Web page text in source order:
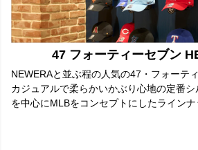
47 フォーティーセブン
NEWERAと並ぶ程の人気の47・フォーテ
カジュアルで柔らかいかぶり心地の定番
を中心にMLBをコンセプトにしたライン